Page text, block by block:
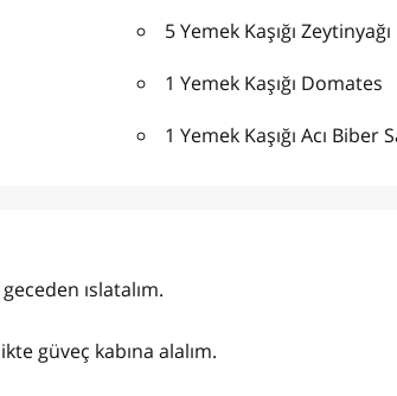
5 Yemek Kaşığı Zeytinyağı
1 Yemek Kaşığı Domates
1 Yemek Kaşığı Acı Biber
ıslatalım.
güveç kabına alalım.